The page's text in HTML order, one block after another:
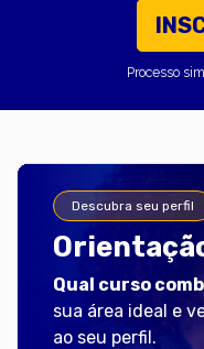
Processo
Descubra seu perfil
Qual curso
sua área ideal e
ao seu perfil.